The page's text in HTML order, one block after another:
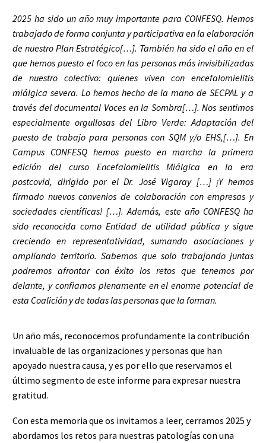
2025 ha sido un año muy importante para CONFESQ. Hemos
trabajado de forma conjunta y participativa en la elaboración
de nuestro Plan Estratégico[…]. También ha sido el año en el
que hemos puesto el foco en las personas más invisibilizadas
de nuestro colectivo: quienes viven con encefalomielitis
miálgica severa. Lo hemos hecho de la mano de SECPAL y a
través del documental Voces en la Sombra[…]. Nos sentimos
especialmente orgullosas del Libro Verde: Adaptación del
puesto de trabajo para personas con SQM y/o EHS,[…]. En
Campus CONFESQ hemos puesto en marcha la primera
edición del curso Encefalomielitis Miálgica en la era
postcovid, dirigido por el Dr. José Vigaray […] ¡Y hemos
firmado nuevos convenios de colaboración con empresas y
sociedades científicas! […].Además, este año CONFESQ ha
sido reconocida como Entidad de utilidad pública y sigue
creciendo en representatividad,sumando asociaciones y
ampliando territorio. Sabemos que solo trabajando juntas
podremos afrontar con éxito los retos que tenemos por
delante, y confiamos plenamente en el enorme potencial de
esta Coalición y de todas las personas que la forman.
Un año más, reconocemos profundamente la contribución
invaluable de las organizaciones y personas que han
apoyado nuestra causa, y es por ello que reservamos el
último segmento de este informe para expresar nuestra
gratitud.
Con esta memoria que os invitamos a leer, cerramos 2025 y
abordamos los retos para nuestras patologías con una